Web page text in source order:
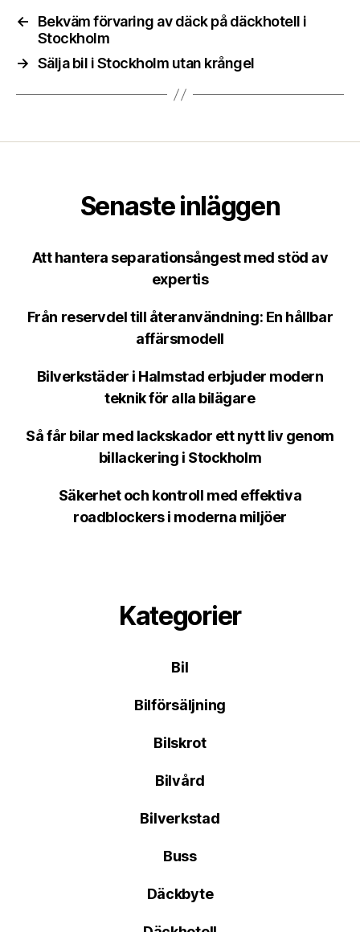
←
Bekväm förvaring av däck på däckhotell i
Stockholm
→ Sälja bil i Stockholm utan krångel
Senaste inläggen
Att hantera separationsångest med stöd av
expertis
Från reservdel till återanvändning: En hållbar
affärsmodell
Bilverkstäder i Halmstad erbjuder modern
teknik för alla bilägare
Så får bilar med lackskador ett nytt liv genom
billackering i Stockholm
Säkerhet och kontroll med effektiva
roadblockers i moderna miljöer
Kategorier
Bil
Bilförsäljning
Bilskrot
Bilvård
Bilverkstad
Buss
Däckbyte